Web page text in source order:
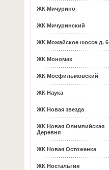
ЖК Мичурино
ЖК Мичуринский
ЖК Можайское шоссе д. 6
ЖК Мономах
ЖК Мосфильмовский
ЖК Наука
ЖК Новая звезда
ЖК Новая Олимпийская
Деревня
ЖК Новая Остоженка
ЖК Ностальгия